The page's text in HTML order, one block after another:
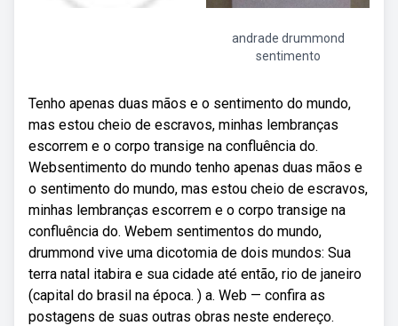
andrade drummond
sentimento
Tenho apenas duas mãos e o sentimento do mundo,
mas estou cheio de escravos, minhas lembranças
escorrem e o corpo transige na confluência do.
Websentimento do mundo tenho apenas duas mãos e
o sentimento do mundo, mas estou cheio de escravos,
minhas lembranças escorrem e o corpo transige na
confluência do. Webem sentimentos do mundo,
drummond vive uma dicotomia de dois mundos: Sua
terra natal itabira e sua cidade até então, rio de janeiro
(capital do brasil na época. ) a. Web — confira as
postagens de suas outras obras neste endereço.